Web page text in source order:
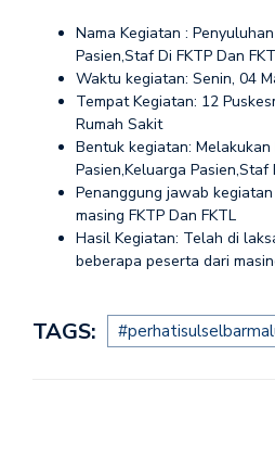
Nama Kegiatan :
Pasien,Staf Di FKTP Dan
Waktu kegiatan: Senin, 04
Tempat Kegiatan: 12
Rumah Sakit
Bentuk kegiatan: Melakukan
Pasien,Keluarga Pasien,Staf
Penanggung jawab
masing FKTP Dan FKTL
Hasil Kegiatan: Telah di
beberapa peserta dari
TAGS: